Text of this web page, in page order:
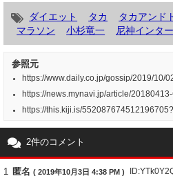
ダイエット タカ タカアンド
マラソン
小杉竜一 尼神インター
参照元
https://www.daily.co.jp/gossip/2019/10/
https://news.mynavi.jp/article/
https://this.kiji.is/
2件のコメント
1 匿名 ( 2019年10月3日 4:38 PM )